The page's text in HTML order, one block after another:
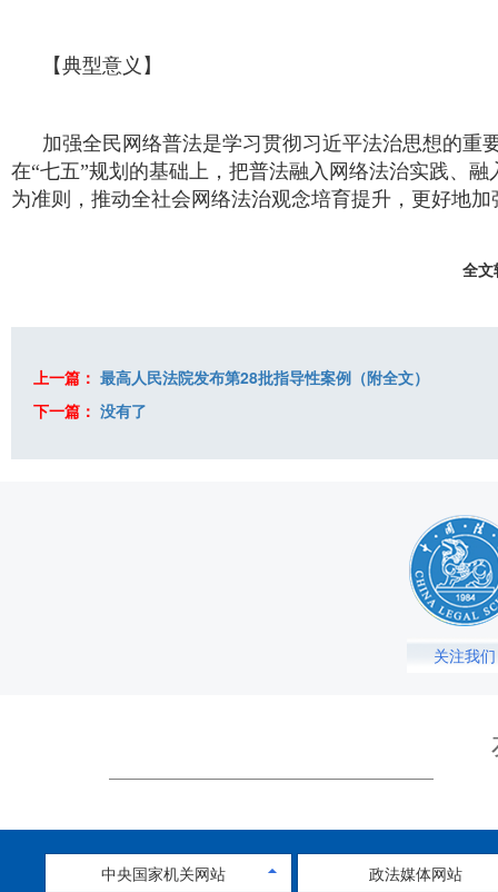
【典型意义】
加强全民网络普法是学习贯彻习近平法治思想的重
在“七五”规划的基础上，把普法融入网络法治实践、
为准则，推动全社会网络法治观念培育提升，更好地
全文
上一篇： 最高人民法院发布第28批指导性案例（附全文）
下一篇： 没有了
关注我们
中央国家机关网站 政法媒体网站